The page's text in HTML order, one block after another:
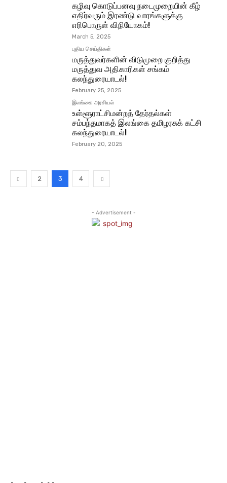
கழிவு கொடுப்பனவு நடைமுறையின் கீழ்
எதிர்வரும் இரண்டு வாரங்களுக்கு
எரிபொருள் விநியோகம்!
March 5, 2025
புதிய செய்திகள்
மருத்துவர்களின் விடுமுறை குறித்து
மருத்துவ அதிகாரிகள் சங்கம்
கலந்துரையாடல்!
February 25, 2025
இலங்கை அரசியல்
உள்ளூராட்சிமன்றத் தேர்தல்கள்
சம்பந்தமாகத் இலங்கை தமிழரசுக் கட்சி
கலந்துரையாடல்!
February 20, 2025
2 3 4
- Advertisement -